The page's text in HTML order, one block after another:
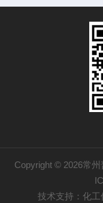
Copyright © 2026常
技术支持： 化工